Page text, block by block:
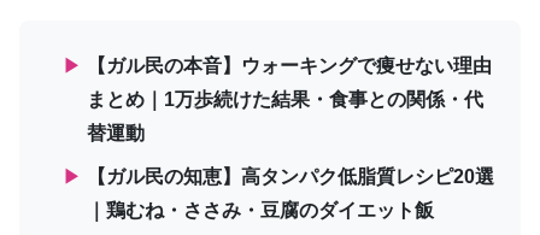
▶
【ガル民の本音】ウォーキングで痩せない理由
まとめ｜1万歩続けた結果・食事との関係・代
替運動
▶
【ガル民の知恵】高タンパク低脂質レシピ20選
｜鶏むね・ささみ・豆腐のダイエット飯